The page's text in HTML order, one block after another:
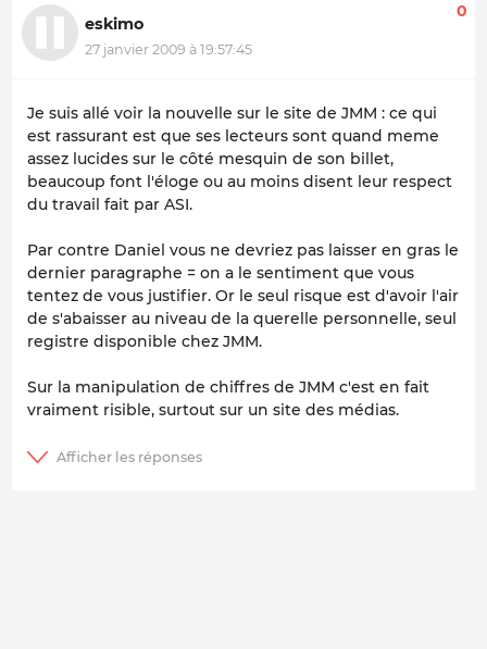
eskimo
27 janvier 2009 à 19:57:45
0
Je suis allé voir la nouvelle sur le site de JMM : ce qui
est rassurant est que ses lecteurs sont quand meme
assez lucides sur le côté mesquin de son billet,
beaucoup font l'éloge ou au moins disent leur respect
du travail fait par ASI.
Par contre Daniel vous ne devriez pas laisser en gras le
dernier paragraphe = on a le sentiment que vous
tentez de vous justifier. Or le seul risque est d'avoir l'air
de s'abaisser au niveau de la querelle personnelle, seul
registre disponible chez JMM.
Sur la manipulation de chiffres de JMM c'est en fait
vraiment risible, surtout sur un site des médias.